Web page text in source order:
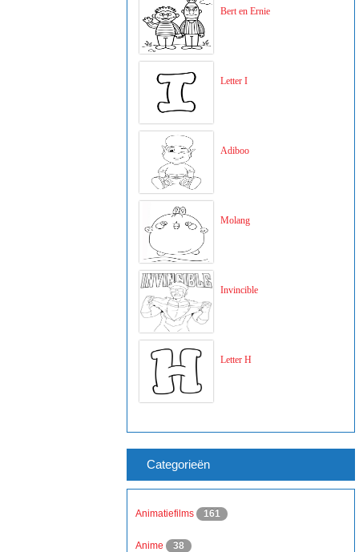
Bert en Ernie
Letter I
Adiboo
Molang
Invincible
Letter H
Categorieën
Animatiefilms 161
Anime 38